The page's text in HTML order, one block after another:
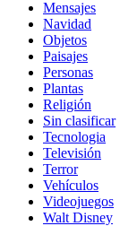
Mensajes
Navidad
Objetos
Paisajes
Personas
Plantas
Religión
Sin clasificar
Tecnologia
Televisión
Terror
Vehículos
Videojuegos
Walt Disney